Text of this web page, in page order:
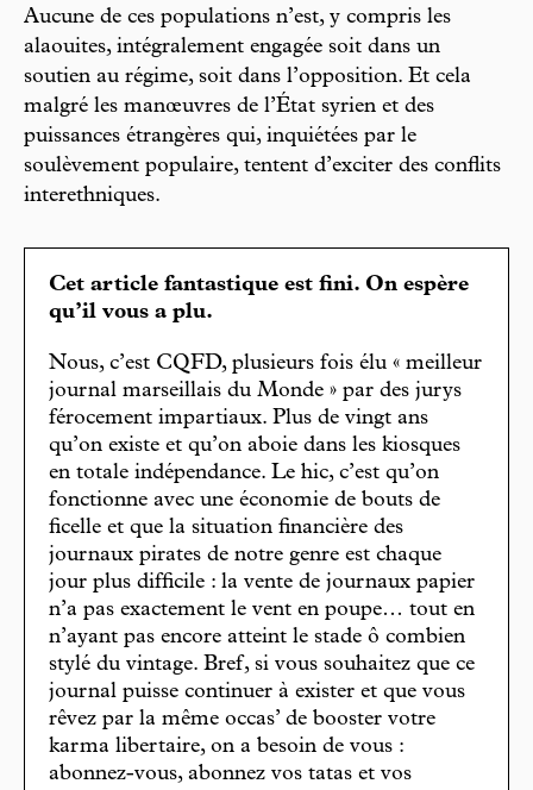
Aucune de ces populations n’est, y compris les
alaouites, intégralement engagée soit dans un
soutien au régime, soit dans l’opposition. Et cela
malgré les manœuvres de l’État syrien et des
puissances étrangères qui, inquiétées par le
soulèvement populaire, tentent d’exciter des conflits
interethniques.
Cet article fantastique est fini. On espère
qu’il vous a plu.
Nous, c’est CQFD, plusieurs fois élu « meilleur
journal marseillais du Monde » par des jurys
férocement impartiaux. Plus de vingt ans
qu’on existe et qu’on aboie dans les kiosques
en totale indépendance. Le hic, c’est qu’on
fonctionne avec une économie de bouts de
ficelle et que la situation financière des
journaux pirates de notre genre est chaque
jour plus difficile : la vente de journaux papier
n’a pas exactement le vent en poupe… tout en
n’ayant pas encore atteint le stade ô combien
stylé du vintage. Bref, si vous souhaitez que ce
journal puisse continuer à exister et que vous
rêvez par la même occas’ de booster votre
karma libertaire, on a besoin de vous :
abonnez-vous, abonnez vos tatas et vos